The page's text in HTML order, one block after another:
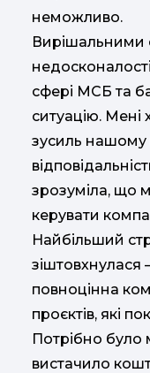
неможливо.
Вирішальними
сфері МСБ та
ситуацію. Мені
зусиль нашому
зрозуміла, що
керувати
Найбільший
повноцінна
проєктів, які
Потрібно було
вистачило